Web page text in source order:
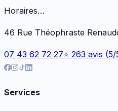
Horaires…
46 Rue Théophraste
07 43 62 72 27⭐ 263 avis (5/
Services